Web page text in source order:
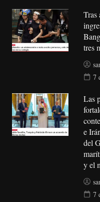
Tras
tres
7
Las
e
del
y el
7